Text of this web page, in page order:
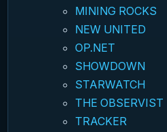
MINING ROCKS
NEW UNITED
OP.NET
SHOWDOWN
STARWATCH
THE OBSERVIST
TRACKER